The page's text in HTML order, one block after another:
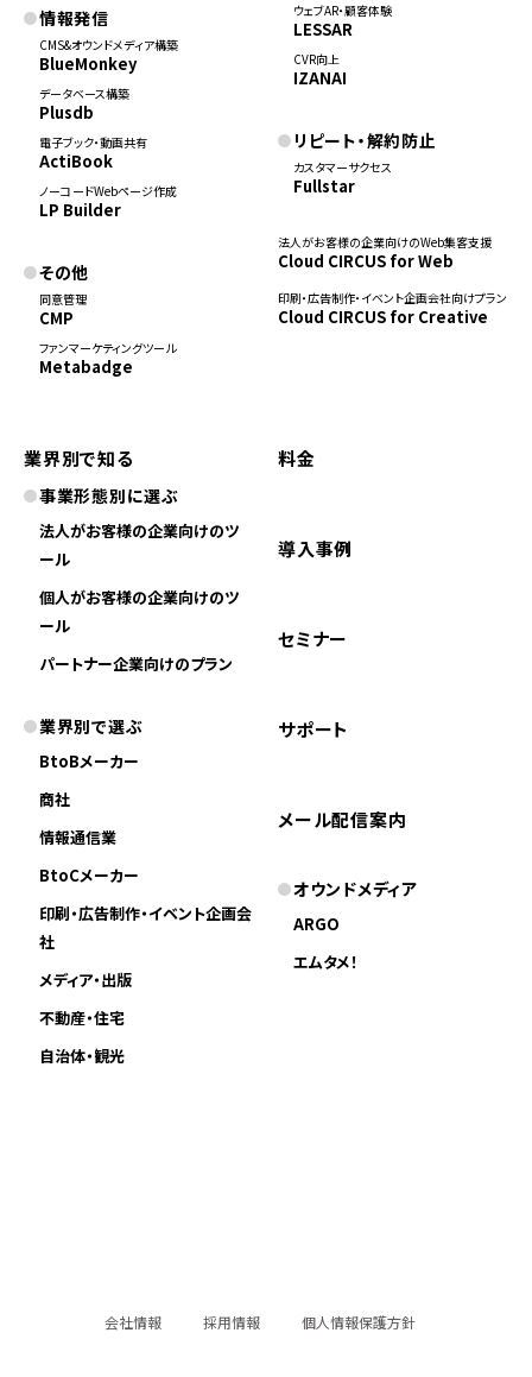
情報発信
CMS&オウンドメディア構築
BlueMonkey
データベース構築
Plusdb
電子ブック・動画共有
ActiBook
ノーコードWebページ作成
LP Builder
その他
同意管理
CMP
ファンマーケティングツール
Metabadge
ウェブAR・顧客体験
LESSAR
CVR向上
IZANAI
リピート・解約防止
カスタマーサクセス
Fullstar
法人がお客様の企業向けのWeb集客支援
Cloud CIRCUS for Web
印刷・広告制作・イベント企画会社向けプラン
Cloud CIRCUS for Creative
業界別で知る
事業形態別に選ぶ
法人がお客様の企業向けのツ
ール
個人がお客様の企業向けのツ
ール
パートナー企業向けのプラン
業界別で選ぶ
BtoBメーカー
商社
情報通信業
BtoCメーカー
印刷・広告制作・イベント企画会
社
メディア・出版
不動産・住宅
自治体・観光
料金
導入事例
セミナー
サポート
メール配信案内
オウンドメディア
ARGO
エムタメ！
会社情報 採用情報 個人情報保護方針